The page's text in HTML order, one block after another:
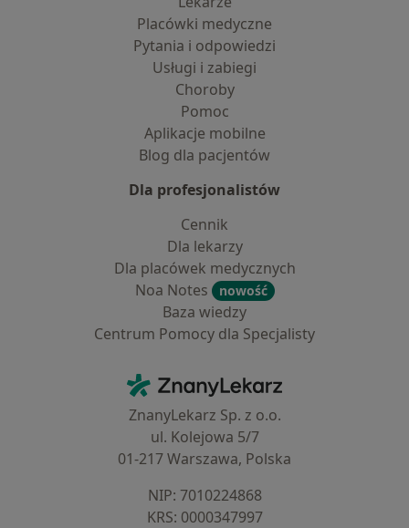
Placówki medyczne
Pytania i odpowiedzi
Usługi i zabiegi
Choroby
Pomoc
Aplikacje mobilne
Blog dla pacjentów
Dla profesjonalistów
Cennik
Dla lekarzy
Dla placówek medycznych
Noa Notes
nowość
Baza wiedzy
Centrum Pomocy dla Specjalisty
ZnanyLekarz - Strona główna
ZnanyLekarz Sp. z o.o.
ul. Kolejowa 5/7
01-217 Warszawa, Polska
NIP: ⁠7010224868
KRS: ⁠0000347997